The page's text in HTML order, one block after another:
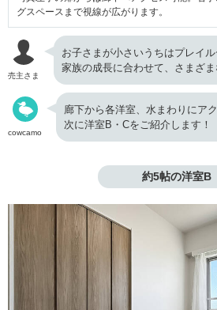
グスペースまで視線が広がります。
売主さま
お子さまが小さいうちはプレイル
家族の成長に合わせて、さまざま
cowcamo
廊下から各洋室、水まわりにア
次に洋室B・Cをご紹介します！
約5帖の洋室B